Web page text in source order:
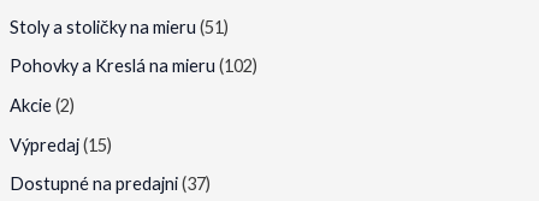
e
n
a
Stoly a stoličky na mieru (51)
Pohovky a Kreslá na mieru (102)
Akcie(2)
Výpredaj(15)
Dostupné na predajni(37)